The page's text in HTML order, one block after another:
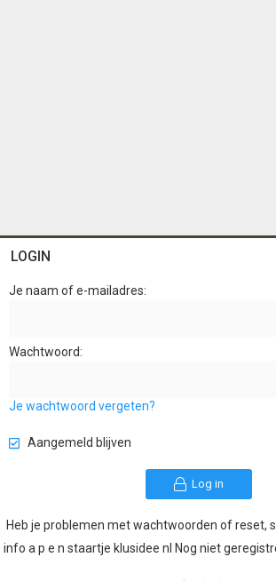
LOGIN
Je naam of e-mailadres
Wachtwoord
Je wachtwoord vergeten?
Aangemeld blijven
Log in
Heb je problemen met wachtwoorden of reset,
info a p e n staartje klusidee nl Nog niet